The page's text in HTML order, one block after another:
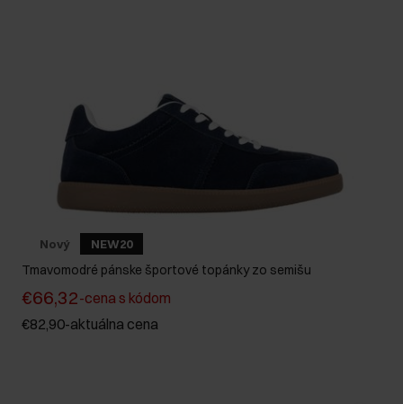
Nový NEW20
Tmavomodré pánske športové topánky zo semišu
€66,32-cena s kódom
€82,90-aktuálna cena